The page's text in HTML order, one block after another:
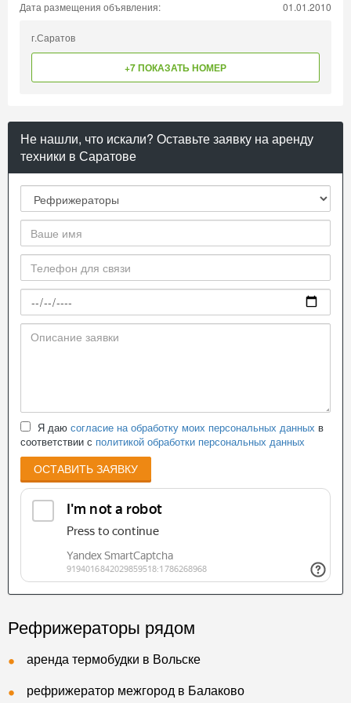
Дата размещения объявления: 01.01.2010
г.Саратов
+7 ПОКАЗАТЬ НОМЕР
Не нашли, что искали? Оставьте заявку на аренду
техники в Саратове
Я даю согласие на обработку моих персональных данных в
соответствии с политикой обработки персональных данных
ОСТАВИТЬ ЗАЯВКУ
Рефрижераторы рядом
аренда термобудки в Вольске
рефрижератор межгород в Балаково